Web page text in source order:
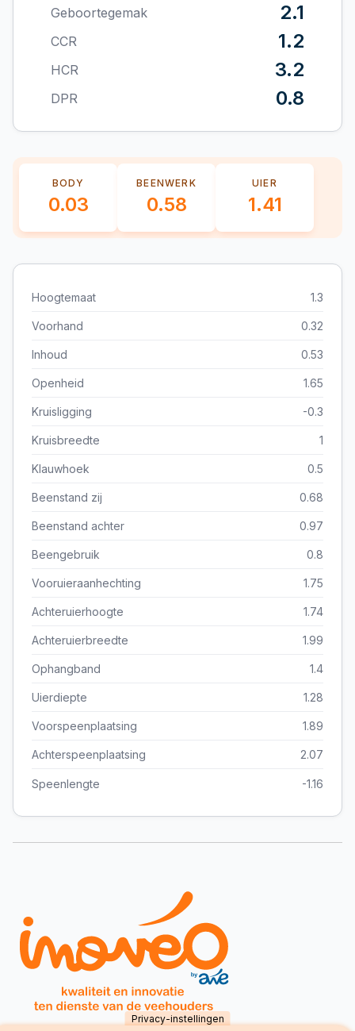
Geboortegemak 2.1
CCR 1.2
HCR 3.2
DPR 0.8
BODY
0.03
BEENWERK
0.58
UIER
1.41
Hoogtemaat 1.3
Voorhand 0.32
Inhoud 0.53
Openheid 1.65
Kruisligging -0.3
Kruisbreedte 1
Klauwhoek 0.5
Beenstand zij 0.68
Beenstand achter 0.97
Beengebruik 0.8
Vooruieraanhechting 1.75
Achteruierhoogte 1.74
Achteruierbreedte 1.99
Ophangband 1.4
Uierdiepte 1.28
Voorspeenplaatsing 1.89
Achterspeenplaatsing 2.07
Speenlengte -1.16
Privacy-instellingen